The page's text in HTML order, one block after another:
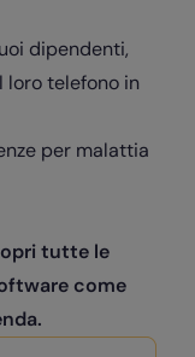
dipendenti,
loro telefono in
per malattia
tutte le
come